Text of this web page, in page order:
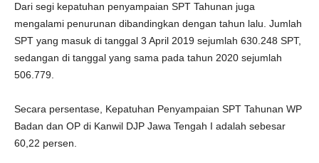
Dari segi kepatuhan penyampaian SPT Tahunan juga
mengalami penurunan dibandingkan dengan tahun lalu. Jumlah
SPT yang masuk di tanggal 3 April 2019 sejumlah 630.248 SPT,
sedangan di tanggal yang sama pada tahun 2020 sejumlah
506.779.
Secara persentase, Kepatuhan Penyampaian SPT Tahunan WP
Badan dan OP di Kanwil DJP Jawa Tengah I adalah sebesar
60,22 persen.